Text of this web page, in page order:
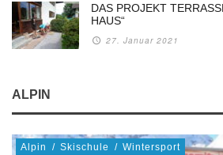
DAS PROJEKT
HAUS“
27. Januar 2021
ALPIN
Alpin / Skischule / Wintersport